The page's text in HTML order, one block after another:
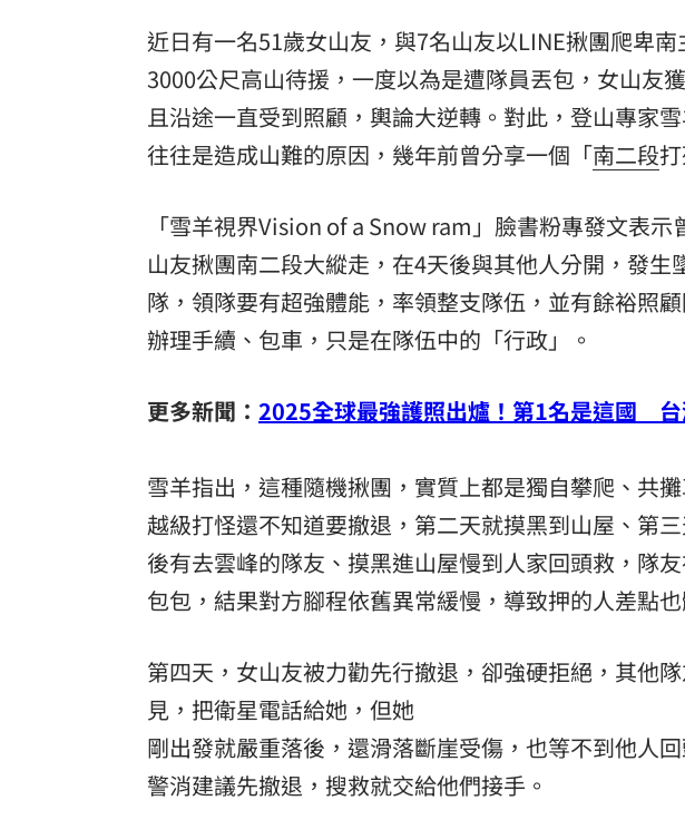
「拍片人的多重宇宙」職涯論壇9/12登場！ 10:30
8國球員齊聚高雄 Formosa 7s掀足球熱潮 10:00
理想混蛋號召粉絲跨海追星吃美食！ 18:15
近日有一名51歲女山友，與7名山友以LINE揪團爬卑
3000公尺高山待援，一度以為是遭隊員丟包，女山友
且沿途一直受到照顧，輿論大逆轉。對此，登山專家
往往是造成山難的原因，幾年前曾分享一個「南二段
「雪羊視界Vision of a Snow ram」臉書粉專發文表
山友揪團南二段大縱走，在4天後與其他人分開，發
隊，領隊要有超強體能，率領整支隊伍，並有餘裕照
辦理手續、包車，只是在隊伍中的「行政」。
更多新聞： 2025全球最強護照出爐！第1名是這國
雪羊指出，這種隨機揪團，實質上都是獨自攀爬、共
越級打怪還不知道要撤退，第二天就摸黑到山屋、第
後有去雲峰的隊友、摸黑進山屋慢到人家回頭救，隊
包包，結果對方腳程依舊異常緩慢，導致押的人差點也
第四天，女山友被力勸先行撤退，卻強硬拒絕，其他
見，把衛星電話給她，但她
剛出發就嚴重落後，還滑落斷崖受傷，也等不到他人
警消建議先撤退，搜救就交給他們接手。